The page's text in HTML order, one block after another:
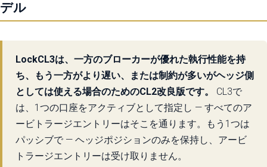
デル
LockCL3は、一方のブローカーが優れた執行性能を持
ち、もう一方がより遅い、または制約が多いがヘッジ側
としては使える場合のためのCL2改良版です。
CL3で
は、1つの口座をアクティブとして指定し — すべてのア
ービトラージエントリーはそこを通ります。もう1つは
パッシブで — ヘッジポジションのみを保持し、アービ
トラージエントリーは受け取りません。